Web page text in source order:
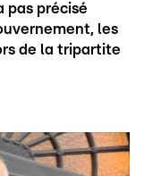
pas précisé
les
de la tripartite